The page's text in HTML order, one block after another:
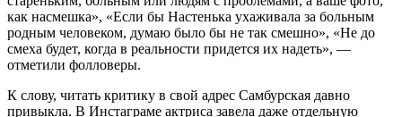
как насмешка», «Если бы Настенька ухаживала за больным
родным человеком, думаю было бы не так смешно», «Не до
смеха будет, когда в реальности придется их надеть», —
отметили фолловеры.
К слову, читать критику в свой адрес Самбурская давно
привыкла. В Инстаграме актриса завела даже отдельную